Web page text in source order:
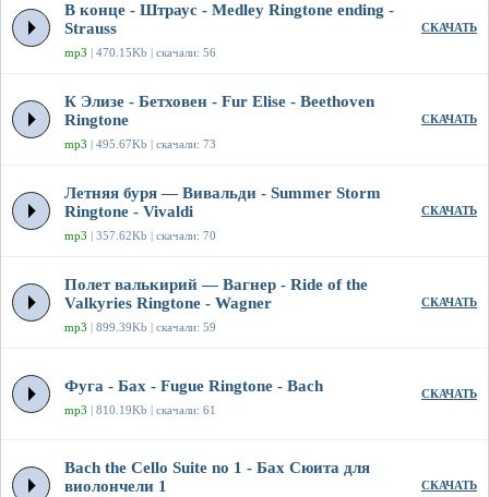
В конце - Штраус - Medley Ringtone ending -
Strauss
mp3 | 470.15Kb | скачали: 56
СКАЧАТЬ
К Элизе - Бетховен - Fur Elise - Beethoven
Ringtone
mp3 | 495.67Kb | скачали: 73
СКАЧАТЬ
Летняя буря — Вивальди - Summer Storm
Ringtone - Vivaldi
mp3 | 357.62Kb | скачали: 70
СКАЧАТЬ
Полет валькирий — Вагнер - Ride of the
Valkyries Ringtone - Wagner
mp3 | 899.39Kb | скачали: 59
СКАЧАТЬ
Фуга - Бах - Fugue Ringtone - Bach
mp3 | 810.19Kb | скачали: 61
СКАЧАТЬ
Bach the Cello Suite no 1 - Бах Сюита для
виолончели 1
СКАЧАТЬ